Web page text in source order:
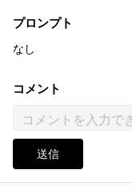
プロンプト
なし
コメント
送信